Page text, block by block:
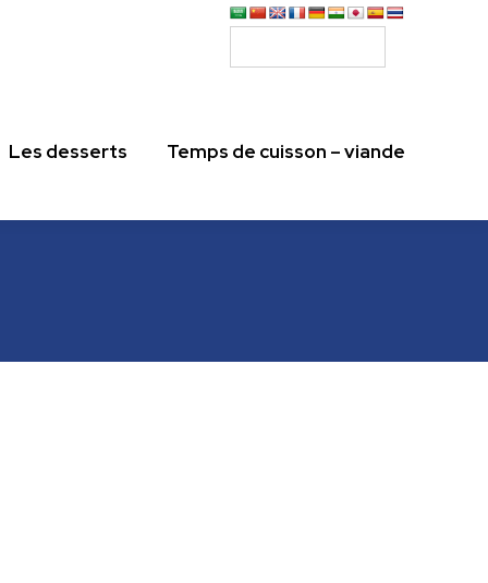
Les desserts Temps de cuisson – viande
Temps de cuisson – viande